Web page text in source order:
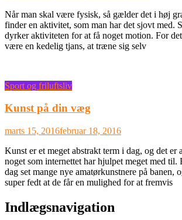
Når man skal være fysisk, så gælder det i høj
finder en aktivitet, som man har det sjovt med.
dyrker aktiviteten for at få noget motion. For
være en kedelig tjans, at træne sig selv
Sport og friluftsliv
Kunst på din væg
marts 15, 2016februar 18, 2016
Kunst er et meget abstrakt term i dag, og det er
noget som internettet har hjulpet meget med til.
dag set mange nye amatørkunstnere på banen,
super fedt at de får en mulighed for at fremvis
Indlægsnavigation